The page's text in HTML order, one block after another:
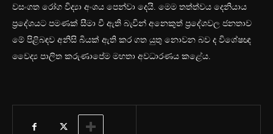
වසංගත රෝග විද්‍යා අංශය පෙන්වා දෙයි. මෙම තත්ත්වය දෙනියාය
ප්‍රදේශයට පමණක් සීමා වී ඇති බැවින් අනෙකුත් ප්‍රදේශවල ජනතාව
මේ පිළිබඳව අනිසි බියක් ඇති කර ගත යුතු නොවන බව ද විශේෂඥ
වෛද්‍ය පාලිත කරුණාපේම මහතා අවධාරණය කළේය.